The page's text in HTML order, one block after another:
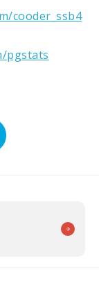
cooder_ssb4
pgstats